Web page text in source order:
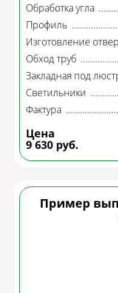
Обработка угла
Профиль
Изготовление
Обход труб
Закладная под
Светильники
Фактура
Цена
9 630 руб.
Пример